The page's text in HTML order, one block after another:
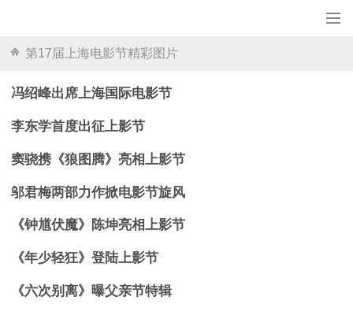
第17届上海电影节精彩图片
冯绍峰出席上海国际电影节
李东学首度出征上影节
窦骁携《狼图腾》亮相上影节
邬君梅两部力作掀电影节旋风
《钟馗伏魔》陈坤亮相上影节
《年少轻狂》登陆上影节
《六次别离》曝父亲节特辑